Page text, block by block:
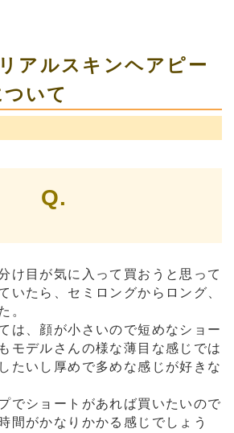
アルスキンヘアピー
いて
Q.
け目が気に入って買おうと思って
いたら、セミロングからロング、
。
は、顔が小さいので短めなショー
モデルさんの様な薄目な感じでは
たいし厚めで多めな感じが好きな
でショートがあれば買いたいので
間がかなりかかる感じでしょう